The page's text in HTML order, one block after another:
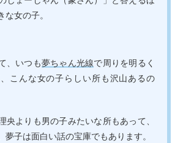
な女の子。
、いつも夢ちゃん光線で周りを明るく
こんな女の子らしい所も沢山あるの
央よりも男の子みたいな所もあって、
夢子は面白い話の宝庫でもあります。